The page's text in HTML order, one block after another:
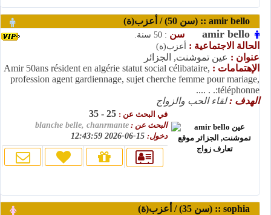
amir bello سن : 50 سنة.
الحالة الاجتماعية : أعزب(ة)
عنوان : عين تموشنت, الجزائر
الإهتمامات : Amir 50ans résident en algérie statut social célibataire,
profession agent gardiennage, sujet cherche femme pour mariage,
téléphonne:. . ....
الهدف :لقاء الحب والزواج
في البحث عن :
البحث عن : blanche belle, chanrmante
دخول: